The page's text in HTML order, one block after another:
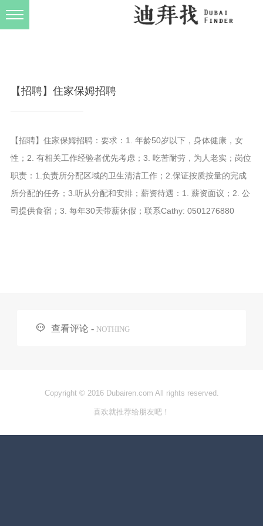
【招聘】住家保姆招聘
【招聘】住家保姆招聘：要求：1. 年龄50岁以下，身体健康，女
性；2. 有相关工作经验者优先考虑；3. 吃苦耐劳，为人老实；岗位
职责：1.负责所分配区域的卫生清洁工作；2.保证按质按量的完成
所分配的任务；3.听从分配和安排；薪资待遇：1. 薪资面议；2. 公
司提供食宿；3. 每年30天带薪休假；联系Cathy: 0501276880
 查看评论 - NOTHING
Copyright © 2016 Dubairen.com All rights reserved.
喜欢就推荐给朋友吧！